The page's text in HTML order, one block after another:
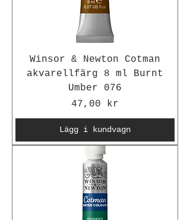
Winsor & Newton Cotman
akvarellfärg 8 ml Burnt
Umber 076
Pris
47,00 kr
Lägg i kundvagn